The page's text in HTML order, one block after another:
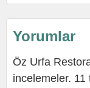
Yorumlar
Öz Urfa
incelemeler.